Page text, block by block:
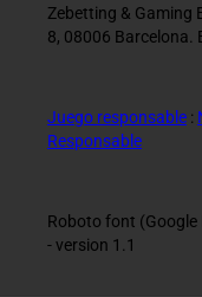
Zebetting & Gaming
8, 08006 Barcelona.
Juego responsable :
Responsable
Roboto font (Google
- version 1.1